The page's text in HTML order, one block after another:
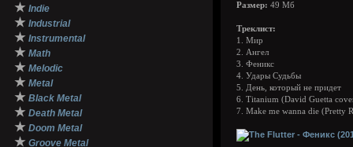
★ Indie
★ Industrial
★ Instrumental
★ Math
★ Melodic
★ Metal
★ Black Metal
★ Death Metal
★ Doom Metal
★ Groove Metal
Размер: 49 Мб
Треклист:
1. Мир
2. Ангел
3. Феникс
4. Удары Судьбы
5. День, который не придет
6. Titanium (David Guetta
7. Make me wanna die (Pretty